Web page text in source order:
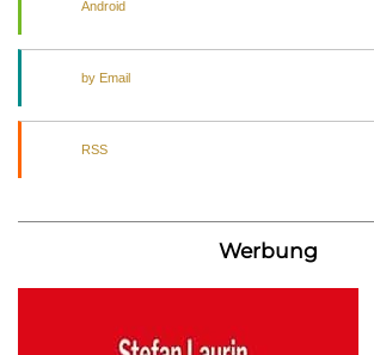
Android
by Email
RSS
Werbung